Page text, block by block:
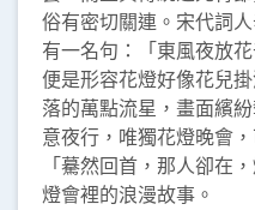
俗有密切關連。宋代詞
有一名句：「東風夜放
便是形容花燈好像花兒
落的萬點流星，畫面繽
意夜行，唯獨花燈晚會
「驀然回首，那人卻在
燈會裡的浪漫故事。